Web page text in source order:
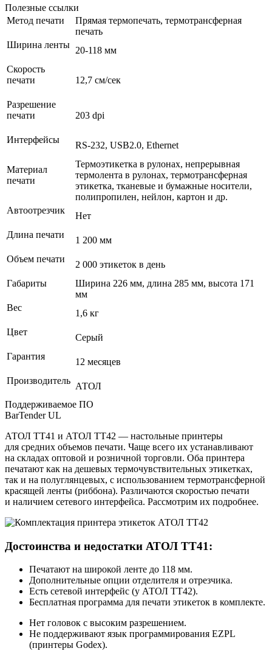
Полезные ссылки
Метод печати
Прямая термопечать, термотрансферная
печать
Ширина ленты
20-118 мм
Скорость
печати
12,7 см/сек
Разрешение
печати
203 dpi
Интерфейсы
RS-232, USB2.0, Ethernet
Материал
печати
Термоэтикетка в рулонах, непрерывная
термолента в рулонах, термотрансферная
этикетка, тканевые и бумажные носители,
полипропилен, нейлон, картон и др.
Автоотрезчик
Нет
Длина печати
1 200 мм
Объем печати
2 000 этикеток в день
Габариты
Ширина 226 мм, длина 285 мм, высота 171
мм
Вес
1,6 кг
Цвет
Серый
Гарантия
12 месяцев
Производитель
АТОЛ
Поддерживаемое ПО
BarTender UL
АТОЛ ТТ41 и АТОЛ ТТ42 — настольные принтеры
для средних объемов печати. Чаще всего их устанавливают
на складах оптовой и розничной торговли. Оба принтера
печатают как на дешевых термочувствительных этикетках,
так и на полуглянцевых, с использованием термотрансферной
красящей ленты (риббона). Различаются скоростью печати
и наличием сетевого интерфейса. Рассмотрим их подробнее.
Достоинства и недостатки АТОЛ ТТ41:
Печатают на широкой ленте до 118 мм.
Дополнительные опции отделителя и отрезчика.
Есть сетевой интерфейс (у АТОЛ ТТ42).
Бесплатная программа для печати этикеток в комплекте.
Нет головок с высоким разрешением.
Не поддерживают язык программирования EZPL
(принтеры Godex).